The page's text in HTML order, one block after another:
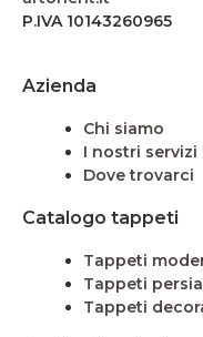
P.IVA 10143260965
Azienda
Chi siamo
I nostri servizi
Dove trovarci
Catalogo tappeti
Tappeti
Tappeti
Tappeti